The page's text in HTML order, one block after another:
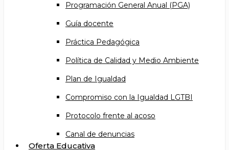
Programación General Anual (PGA)
Guía docente
Práctica Pedagógica
Política de Calidad y Medio Ambiente
Plan de Igualdad
Compromiso con la Igualdad LGTBI
Protocolo frente al acoso
Canal de denuncias
Oferta Educativa